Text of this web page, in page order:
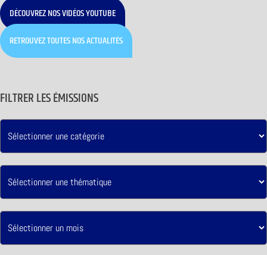
DÉCOUVREZ NOS VIDÉOS YOUTUBE
RETROUVEZ TOUTES NOS ACTUALITÉS
FILTRER LES ÉMISSIONS